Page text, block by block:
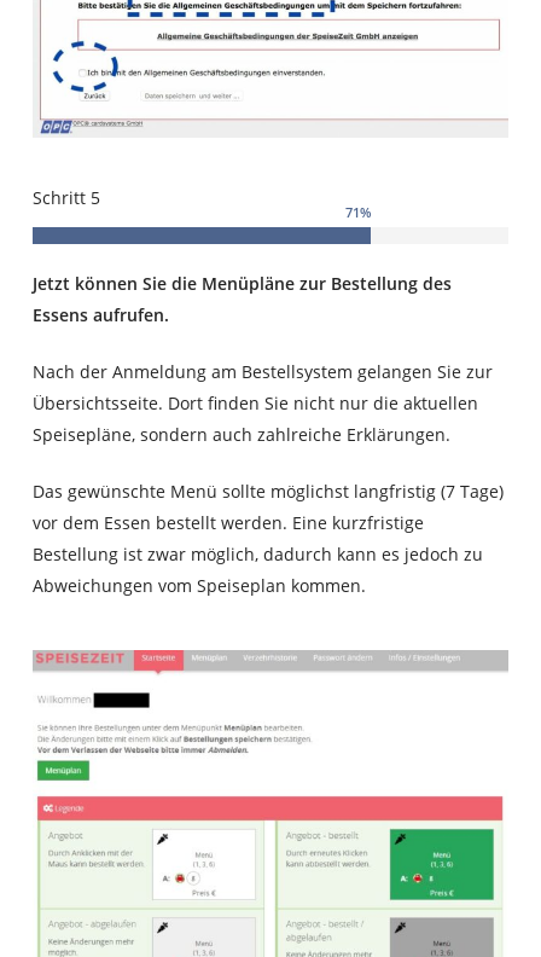
Schritt 5
71%
Jetzt können Sie die Menüpläne zur Bestellung des
Essens aufrufen.
Nach der Anmeldung am Bestellsystem gelangen Sie zur
Übersichtsseite. Dort finden Sie nicht nur die aktuellen
Speisepläne, sondern auch zahlreiche Erklärungen.
Das gewünschte Menü sollte möglichst langfristig (7 Tage)
vor dem Essen bestellt werden. Eine kurzfristige
Bestellung ist zwar möglich, dadurch kann es jedoch zu
Abweichungen vom Speiseplan kommen.